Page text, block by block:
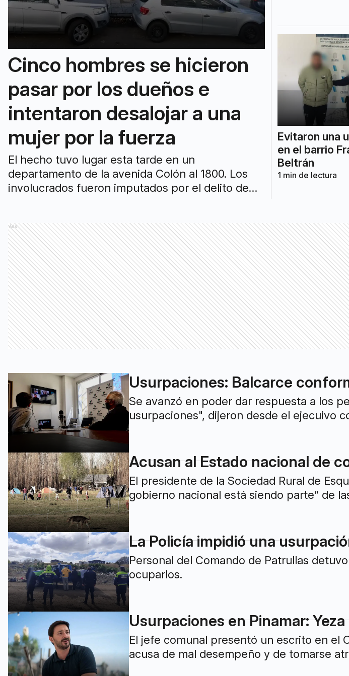
Cinco hombres se hicieron
pasar por los dueños e
intentaron desalojar a una
mujer por la fuerza
El hecho tuvo lugar esta tarde en un
departamento de la avenida Colón al 1800. Los
involucrados fueron imputados por el delito de
Evitaron una
en el barrio
Beltrán
1 min de lectura
Ads
Usurpaciones: Balcarce
Se avanzó en poder dar respuesta a los
usurpaciones", dijeron desde el ejecuivo
Acusan al Estado nacional de
El presidente de la Sociedad Rural de
gobierno nacional está siendo parte” de
La Policía impidió una
Personal del Comando de Patrullas
ocuparlos.
Usurpaciones en Pinamar:
El jefe comunal presentó un escrito en el
acusa de mal desempeño y de tomarse